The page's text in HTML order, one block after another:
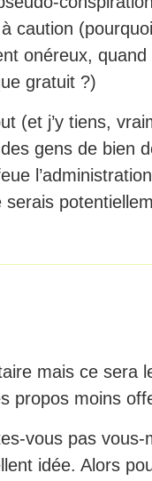
caution
onéreux,
gratuit ?)
(et j’y tiens,
gens de bien
mais ce sera
propos moins
vous pas vous-
idée. Alors